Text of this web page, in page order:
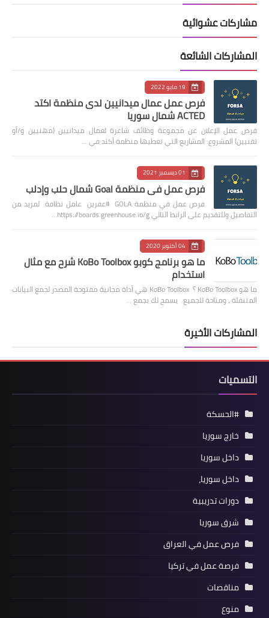
مشاركات عشوائية
المشاركات الشائعة
19 مايو 2022
فرص عمل عمال ميدانيين لدى منظمة اكتد
ACTED شمال سوريا
فرص عمل الإعلان عن مجموعة وظائف شاغرة لعمال ميدانيين (مهنيين و/أو
تقنيين) المشروع: المشاريع التي تغطيها منظمة أكتد في …
01 ديسمبر 2021
فرص عمل في منظمة Goal شمال حلب وإدلب
فرص عمل في منظمة GOLA #عفرين عامل نظافة لمزيد من
التفاصيل وللتقديم على الرابط التالي https://boards.greenhouse.io/g…
04 أكتوبر 2020
ما هو برنامج كوبو KoBo Toolbox شرح مع مثال
استخدام
ما هو KoBo Toolbox ؟ KoBo Toolbox هي أداة مجانية مفتوحة المصدر لجمع البيانات
المتنقلة ، ومتاحة للجميع. يسمح لك بجمع …
المشاركات الأخيرة
التسميات
#الحسكة
خارج سوريا
داخل سوريا
داخل سوريا،
دورات تدريبية
شرق سوريا
فرص عمل في العراق
فرصة عمل في تركيا
مناقصات
منوع